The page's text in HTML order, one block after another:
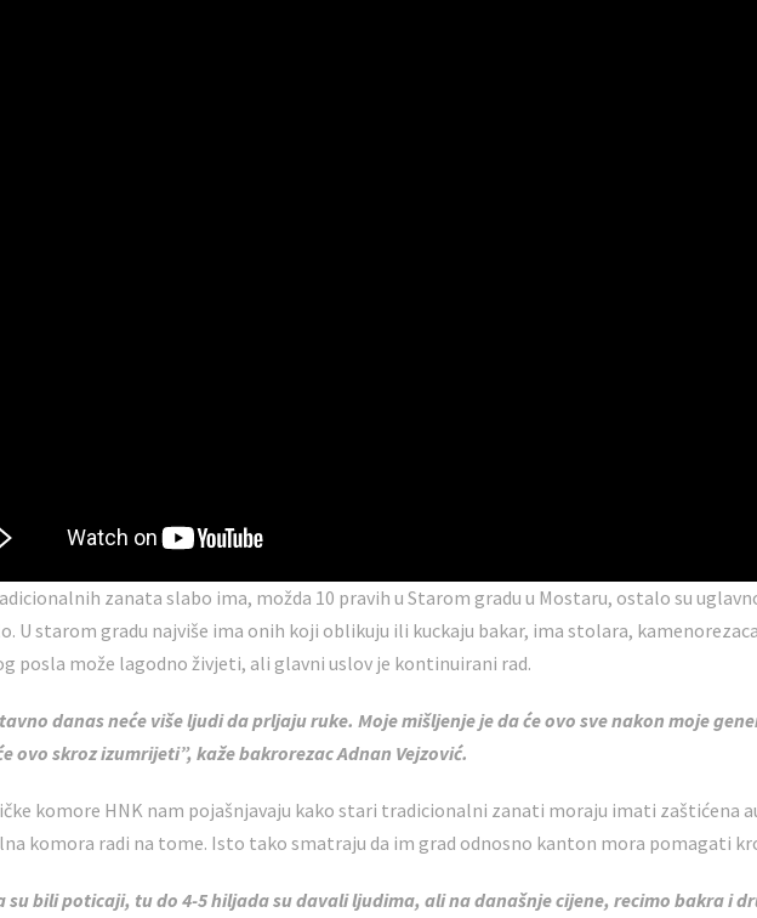
zanata slabo ima, možda 10 pravih u Starom gradu u Mostaru, ostalo su
U starom gradu najviše ima onih koji oblikuju ili kuckaju bakar, ima stolara,
posla može lagodno živjeti, ali glavni uslov je kontinuirani rad.
danas neće više ljudi da prljaju ruke. Moje mišljenje je da će ovo sve nakon moje
ovo skroz izumrijeti”, kaže bakrorezac Adnan Vejzović.
komore HNK nam pojašnjavaju kako stari tradicionalni zanati moraju imati zaštićena
komora radi na tome. Isto tako smatraju da im grad odnosno kanton mora pomagati
su bili poticaji, tu do 4-5 hiljada su davali ljudima, ali na današnje cijene, recimo bakra i